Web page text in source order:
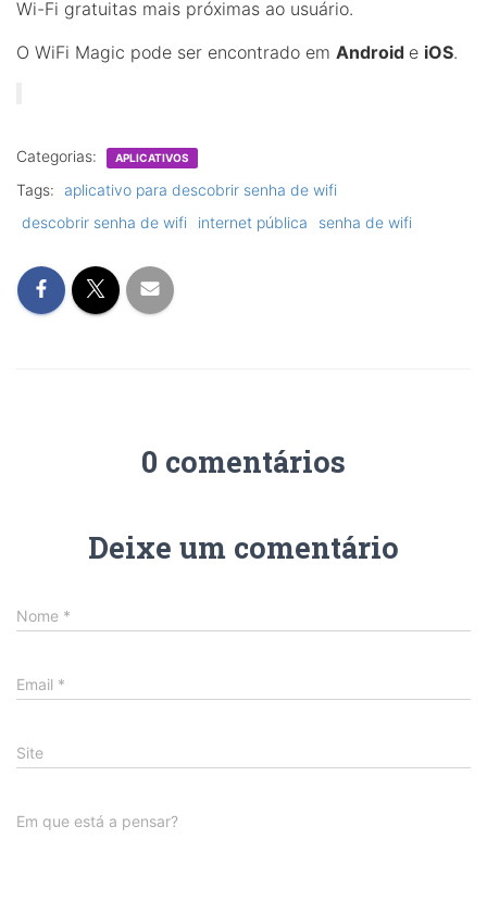
Wi-Fi gratuitas mais próximas ao usuário.
O WiFi Magic pode ser encontrado em Android e iOS.
Categorias: APLICATIVOS
Tags: aplicativo para descobrir senha de wifi
descobrir senha de wifi
internet pública senha de wifi
0 comentários
Deixe um comentário
Nome *
Email *
Site
Em que está a pensar?